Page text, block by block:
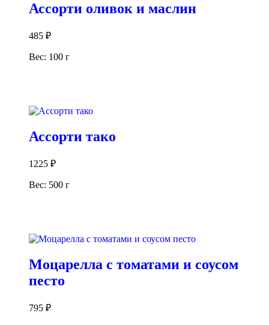
Ассорти оливок и маслин
485 ₽
Вес: 100 г
Ассорти тако
1225 ₽
Вес: 500 г
Моцарелла с томатами и соусом
песто
795 ₽